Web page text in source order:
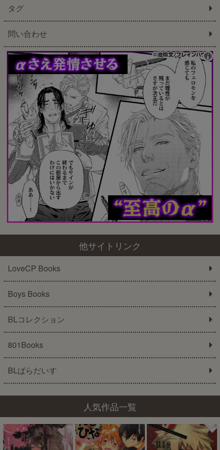
タグ
問い合わせ
他サイトリンク
LoveCP Books
Boys Books
BLコレクション
801Books
BLぱらだいす
人気作品一覧